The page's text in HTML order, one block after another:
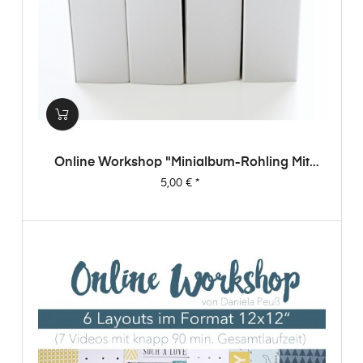
Online Workshop "Minialbum-Rohling Mit
Dani"
Preis
5,00 €*